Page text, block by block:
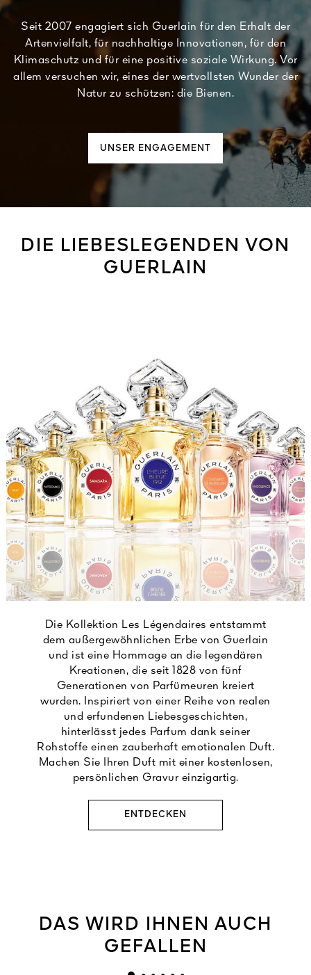
Seit 2007 engagiert sich Guerlain für den Erhalt der
Artenvielfalt, für nachhaltige Innovationen, für den
Klimaschutz und für eine positive soziale Wirkung. Vor
allem versuchen wir, eines der wertvollsten Wunder der
Natur zu schützen: die Bienen.
UNSER ENGAGEMENT
DIE LIEBESLEGENDEN VON
GUERLAIN
Die Kollektion Les Légendaires entstammt
dem außergewöhnlichen Erbe von Guerlain
und ist eine Hommage an die legendären
Kreationen, die seit 1828 von fünf
Generationen von Parfümeuren kreiert
wurden. Inspiriert von einer Reihe von realen
und erfundenen Liebesgeschichten,
hinterlässt jedes Parfum dank seiner
Rohstoffe einen zauberhaft emotionalen Duft.
Machen Sie Ihren Duft mit einer kostenlosen,
persönlichen Gravur einzigartig.
ENTDECKEN
DAS WIRD IHNEN AUCH
GEFALLEN